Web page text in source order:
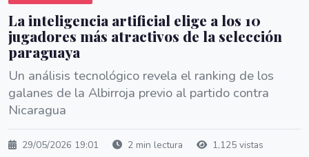
La inteligencia artificial elige a los 10
jugadores más atractivos de la selección
paraguaya
Un análisis tecnológico revela el ranking de los
galanes de la Albirroja previo al partido contra
Nicaragua
29/05/2026 19:01 2 min lectura 1,125 vistas